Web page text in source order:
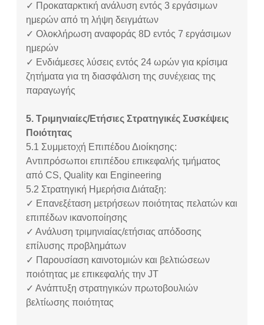
✓ Προκαταρκτική ανάλυση εντός 3 εργάσιμων
ημερών από τη λήψη δειγμάτων
✓ Ολοκλήρωση αναφοράς 8D εντός 7 εργάσιμων
ημερών
✓ Ενδιάμεσες λύσεις εντός 24 ωρών για κρίσιμα
ζητήματα για τη διασφάλιση της συνέχειας της
παραγωγής
5. Τριμηνιαίες/Ετήσιες Στρατηγικές Συσκέψεις
Ποιότητας
5.1 Συμμετοχή Επιπέδου Διοίκησης:
Αντιπρόσωποι επιπέδου επικεφαλής τμήματος
από CS, Quality και Engineering
5.2 Στρατηγική Ημερήσια Διάταξη:
✓ Επανεξέταση μετρήσεων ποιότητας πελατών και
επιπέδων ικανοποίησης
✓ Ανάλυση τριμηνιαίας/ετήσιας απόδοσης
επίλυσης προβλημάτων
✓ Παρουσίαση καινοτομιών και βελτιώσεων
ποιότητας με επικεφαλής την JT
✓ Ανάπτυξη στρατηγικών πρωτοβουλιών
βελτίωσης ποιότητας